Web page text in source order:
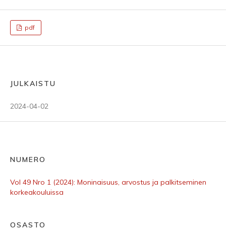
pdf
JULKAISTU
2024-04-02
NUMERO
Vol 49 Nro 1 (2024): Moninaisuus, arvostus ja palkitseminen
korkeakouluissa
OSASTO